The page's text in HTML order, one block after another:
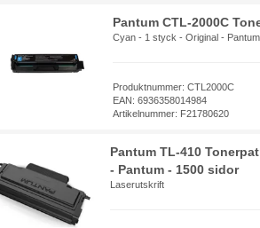
Pantum CTL-2000C
Cyan - 1 styck - Original -
Produktnummer: CTL2000C
EAN: 6936358014984
Artikelnummer: F21780620
Pantum TL-410
- Pantum - 1500 sidor
Laserutskrift